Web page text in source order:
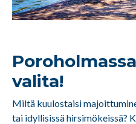
valita!
Miltä kuulostaisi
tai idyllisissä hirsimökeissä?